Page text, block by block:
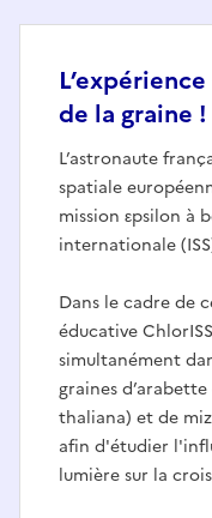
de la graine !
L’astronaute
spatiale
mission εpsilon à
internationale
Dans le cadre de
éducative
simultanément
graines
thaliana) et de
afin d'étudier
lumière sur la